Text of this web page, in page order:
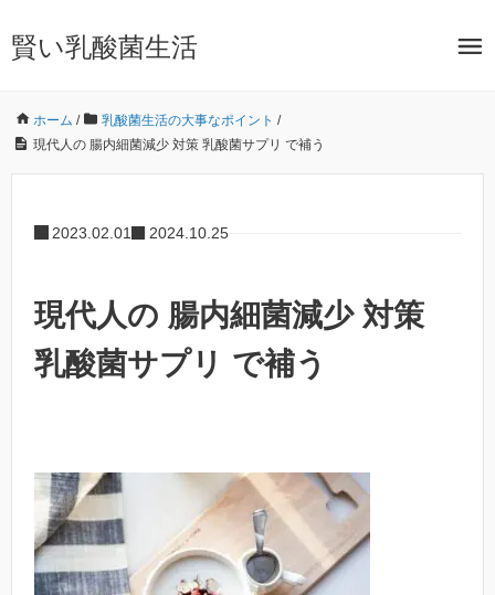
賢い乳酸菌生活
ホーム / 乳酸菌生活の大事なポイント /
現代人の 腸内細菌減少 対策 乳酸菌サプリ で補う
2023.02.01 2024.10.25
現代人の 腸内細菌減少 対策
乳酸菌サプリ で補う